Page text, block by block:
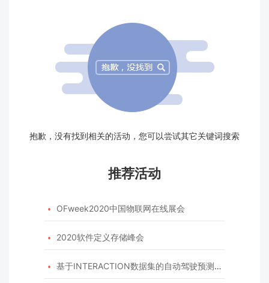
抱歉，没有找到相关的活动，您可以尝试其它关键词搜索
推荐活动
 OFweek2020中国物联网在线展会
 2020软件定义存储峰会
 基于INTERACTION数据集的自动驾驶预测模型挑战赛